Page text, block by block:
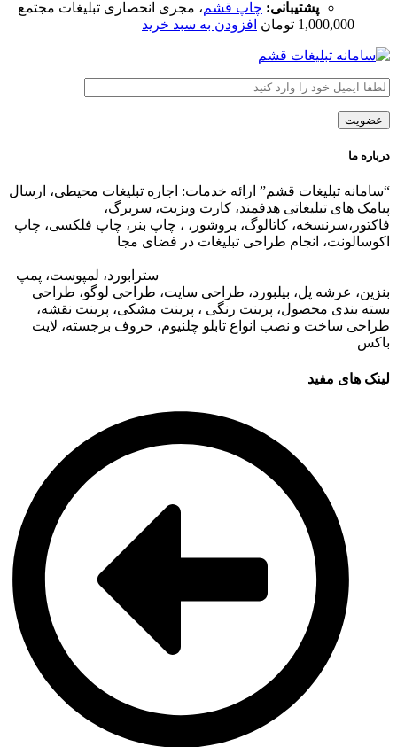
پشتیبانی: چاپ قشم، مجری انحصاری تبلیغات مجتمع
1,000,000 تومان افزودن به سبد خرید
درباره ما
“سامانه تبلیغات قشم” ارائه خدمات: اجاره تبلیغات محیطی، ارسال
پیامک های تبلیغاتی هدفمند، کارت ویزیت، سربرگ،
فاکتور،سرنسخه، کاتالوگ، بروشور، ، چاپ بنر، چاپ فلکسی، چاپ
اکوسالونت، انجام طراحی تبلیغات در فضای مجا
سترابورد، لمپوست، پمپ
بنزین، عرشه پل، بیلبورد، طراحی سایت، طراحی لوگو، طراحی
بسته بندی محصول، پرینت رنگی ، پرینت مشکی، پرینت نقشه،
طراحی ساخت و نصب انواع تابلو چلنیوم، حروف برجسته، لایت
باکس
لینک های مفید